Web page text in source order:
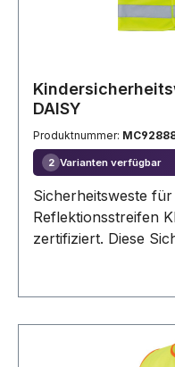
DAISY
Produktnummer:
2 Varianten verfügbar
Sicherheitsweste
Reflektionsstreifen
zertifiziert. Diese
keinem Fahrzeug